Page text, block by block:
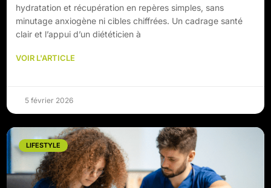
hydratation et récupération en repères simples, sans
minutage anxiogène ni cibles chiffrées. Un cadrage santé
clair et l’appui d’un diététicien à
VOIR L'ARTICLE
5 février 2026
LIFESTYLE